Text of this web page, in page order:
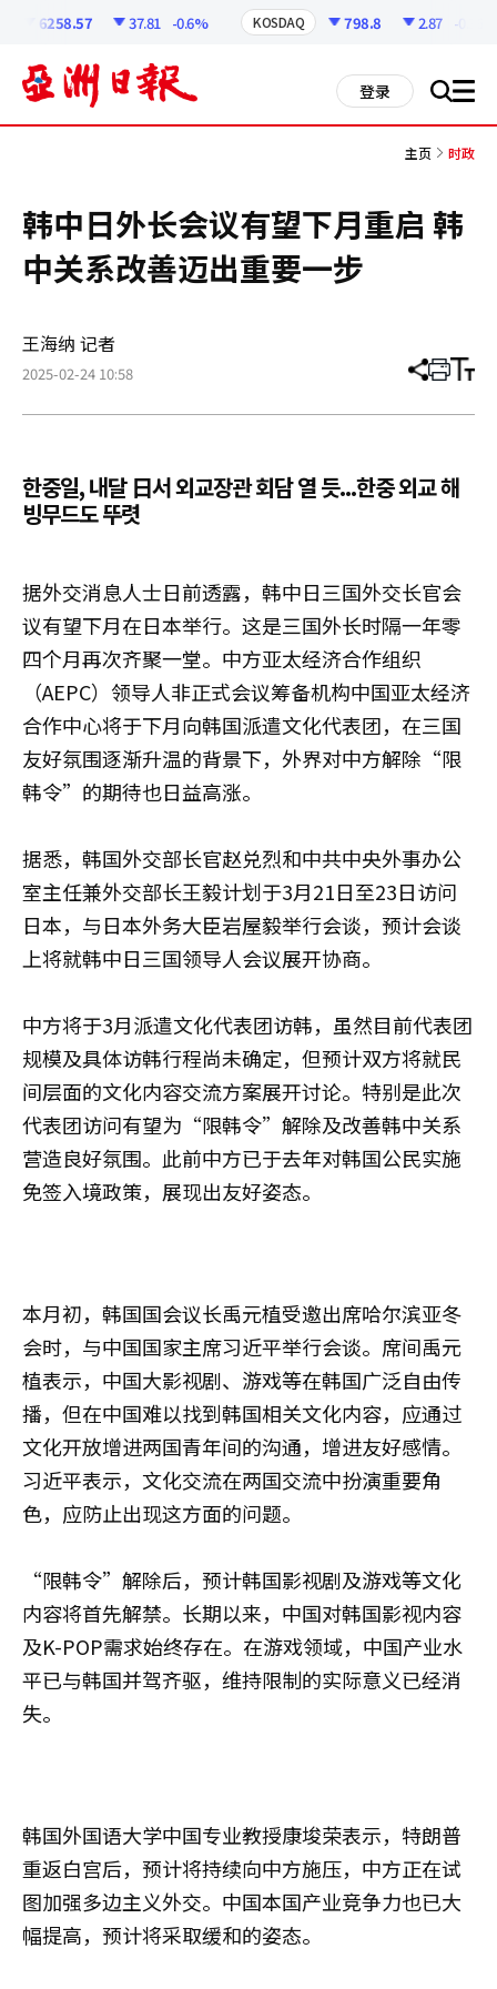
6258.57 37.81 -0.6% KOSDAQ 798.8 2.87 -0.36%
登录 搜 all
主页 时政
韩中日外长会议有望下月重启 韩
中关系改善迈出重要一步
王海纳 记者
2025-02-24 10:58 分
章
打 调
小
한중일, 내달 日서 외교장관 회담 열 듯...한중 외교 해
빙무드도 뚜렷
据外交消息人士日前透露，韩中日三国外交长官会
议有望下月在日本举行。这是三国外长时隔一年零
四个月再次齐聚一堂。中方亚太经济合作组织
（AEPC）领导人非正式会议筹备机构中国亚太经济
合作中心将于下月向韩国派遣文化代表团，在三国
友好氛围逐渐升温的背景下，外界对中方解除“限
韩令”的期待也日益高涨。
据悉，韩国外交部长官赵兑烈和中共中央外事办公
室主任兼外交部长王毅计划于3月21日至23日访问
日本，与日本外务大臣岩屋毅举行会谈，预计会谈
上将就韩中日三国领导人会议展开协商。
中方将于3月派遣文化代表团访韩，虽然目前代表团
规模及具体访韩行程尚未确定，但预计双方将就民
间层面的文化内容交流方案展开讨论。特别是此次
代表团访问有望为“限韩令”解除及改善韩中关系
营造良好氛围。此前中方已于去年对韩国公民实施
免签入境政策，展现出友好姿态。
本月初，韩国国会议长禹元植受邀出席哈尔滨亚冬
会时，与中国国家主席习近平举行会谈。席间禹元
植表示，中国大影视剧、游戏等在韩国广泛自由传
播，但在中国难以找到韩国相关文化内容，应通过
文化开放增进两国青年间的沟通，增进友好感情。
习近平表示，文化交流在两国交流中扮演重要角
色，应防止出现这方面的问题。
“限韩令”解除后，预计韩国影视剧及游戏等文化
内容将首先解禁。长期以来，中国对韩国影视内容
及K-POP需求始终存在。在游戏领域，中国产业水
平已与韩国并驾齐驱，维持限制的实际意义已经消
失。
韩国外国语大学中国专业教授康埈荣表示，特朗普
重返白宫后，预计将持续向中方施压，中方正在试
图加强多边主义外交。中国本国产业竞争力也已大
幅提高，预计将采取缓和的姿态。